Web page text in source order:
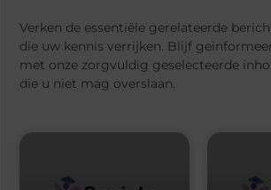
Verken de essentiële gerelateerde
die uw kennis verrijken. Blijf
met onze zorgvuldig geselecteerde
die u niet mag overslaan.